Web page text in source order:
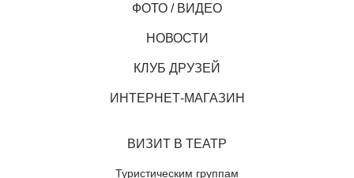
ФОТО / ВИДЕО
НОВОСТИ
КЛУБ ДРУЗЕЙ
ИНТЕРНЕТ-МАГАЗИН
ВИЗИТ В ТЕАТР
Туристическим группам